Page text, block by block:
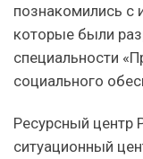
познакомились с
которые были
специальности
социального
Ресурсный центр
ситуационный